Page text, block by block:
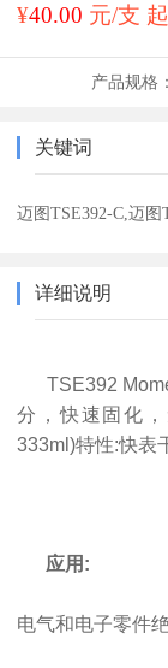
¥40.00 元/支 起
产品规格：
关键词
迈图TSE392-C,迈
详细说明
TSE392
分，快速固化
333ml)特性:快表
应用:
电气和电子零